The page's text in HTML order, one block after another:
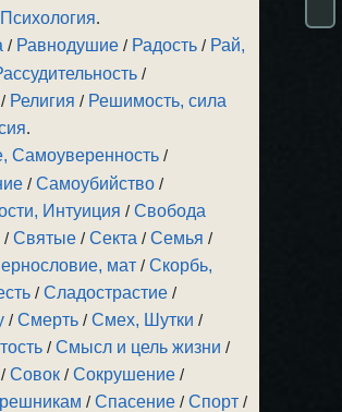
Психология.
/ Равнодушие / Радость / Рай,
/
/ Религия / Решимость, сила
.
Самоуверенность /
/Самоубийство /
Интуиция /Свобода
/Святые /Секта /Семья /
мат /Скорбь,
/Сладострастие /
/Смерть /Смех, Шутки /
/Смысл и цель жизни /
/Совок /Сокрушение /
/Спасение /Спорт /